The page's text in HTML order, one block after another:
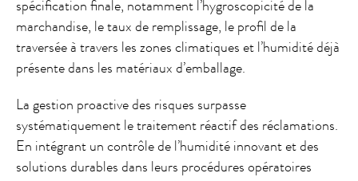
spécification finale, notamment l’hygroscopicité de la
marchandise, le taux de remplissage, le profil de la
traversée à travers les zones climatiques et l’humidité déjà
présente dans les matériaux d’emballage.
La gestion proactive des risques surpasse
systématiquement le traitement réactif des réclamations.
En intégrant un contrôle de l’humidité innovant et des
solutions durables dans leurs procédures opératoires